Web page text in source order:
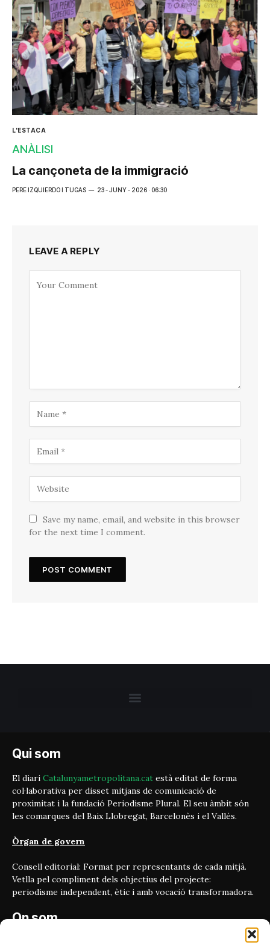
L'ESTACA
ANÀLISI
La cançoneta de la immigració
PERE IZQUIERDO I TUGAS 23 - JUNY - 2026 · 06:30
LEAVE A REPLY
Save my name, email, and website in this browser
for the next time I comment.
Qui som
El diari Catalunyametropolitana.cat està editat de forma
col·laborativa per disset mitjans de comunicació de
proximitat i la fundació Periodisme Plural. El seu àmbit són
les comarques del Baix Llobregat, Barcelonès i el Vallès.
Òrgan de govern
Consell editorial: Format per representants de cada mitjà.
Vetlla pel compliment dels objectius del projecte:
periodisme independent, ètic i amb vocació transformadora.
On som